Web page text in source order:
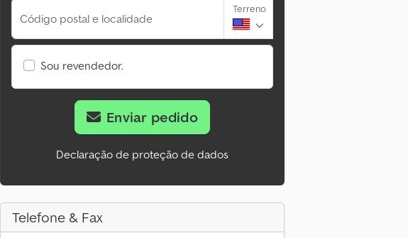
Código postal e localidade
Terreno
Sou revendedor.
Enviar pedido
Declaração de proteção de dados
Telefone & Fax